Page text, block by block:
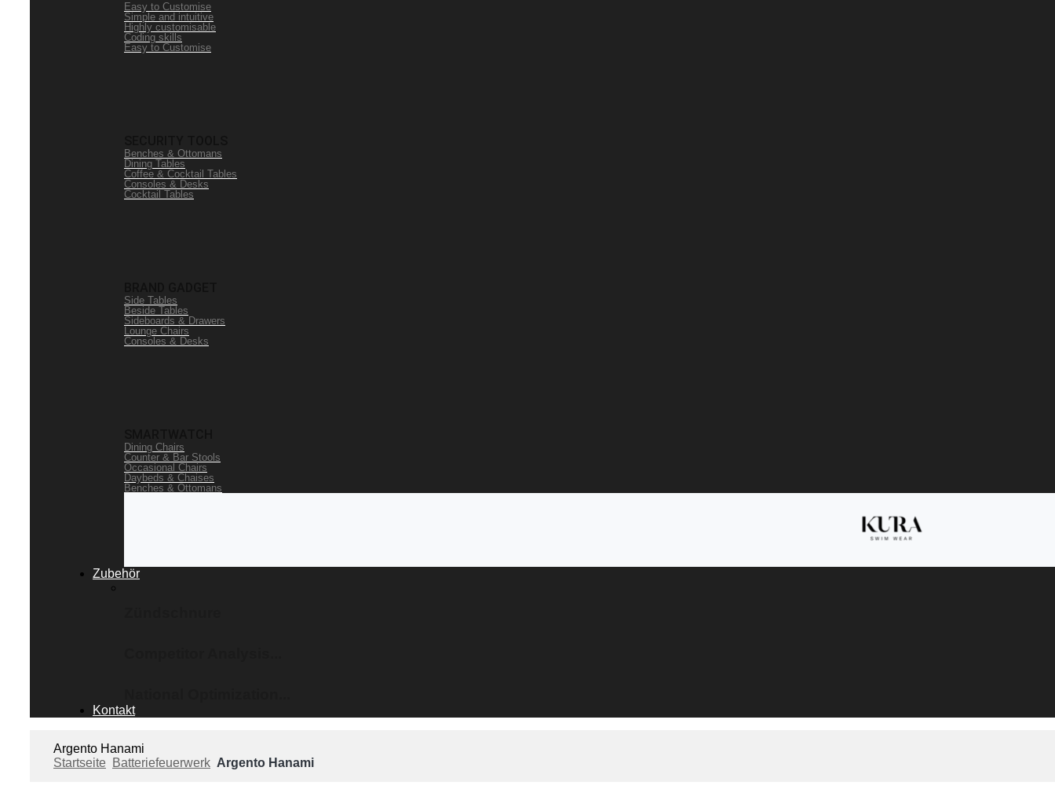
Easy to Customise
Simple and intuitive
Highly customisable
Coding skills
Easy to Customise
Benches & Ottomans
Dining Tables
Coffee & Cocktail Tables
Consoles & Desks
Cocktail Tables
Side Tables
Beside Tables
Sideboards & Drawers
Lounge Chairs
Consoles & Desks
Dining Chairs
Counter & Bar Stools
Occasional Chairs
Daybeds & Chaises
Benches & Ottomans
Zubehör
Kontakt
Argento Hanami
Startseite Batteriefeuerwerk Argento Hanami